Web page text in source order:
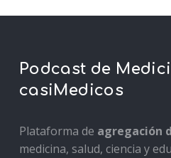
Podcast de
casiMedicos
Plataforma de agregación
medicina, salud, ciencia y